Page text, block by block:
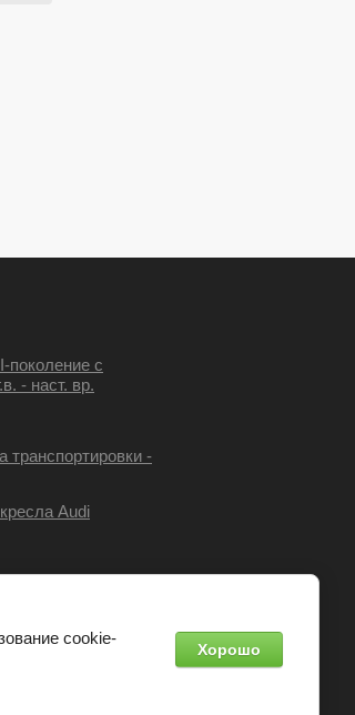
поколение с
- наст. вр.
транспортировки -
Audi
cookie-
Хорошо